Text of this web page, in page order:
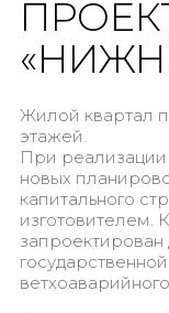
Жилой квартал
этажей.
При
новых
капитального
изготовителем.